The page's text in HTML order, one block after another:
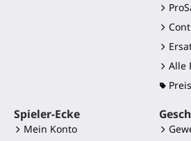
Alle
Spieler-Ecke
Mein Konto